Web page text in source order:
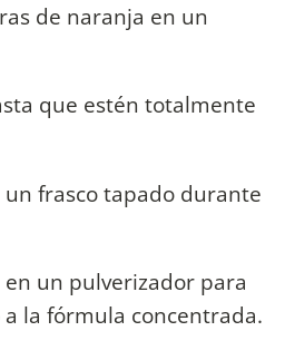
de naranja en un
que estén totalmente
frasco tapado durante
un pulverizador para
la fórmula concentrada.